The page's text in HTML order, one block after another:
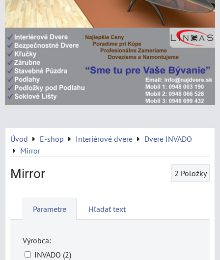
Úvod E-shop Interiérové dvere
Dvere INVADO
Mirror
Mirror 2 Položky
Parametre Hľadať text
Výrobca:
INVADO (2)